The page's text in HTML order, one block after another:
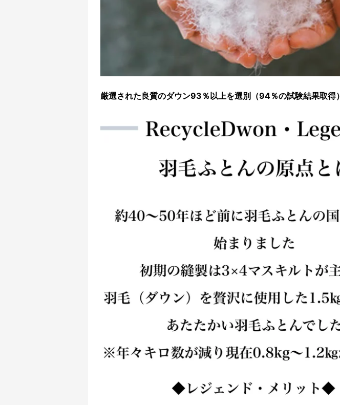
厳選された良質のダウン93％以上を選別（94％の試験結果取得）